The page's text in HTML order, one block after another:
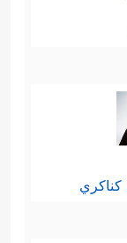
كناكري